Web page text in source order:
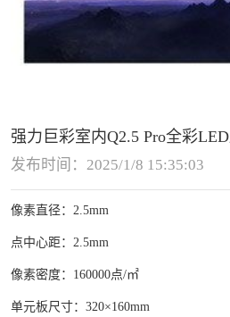
强力巨彩室内Q2.5 Pro全彩
发布时间：2025/1/8 15:35:03
像素直径：2.5mm
点中心距：2.5mm
像素密度：160000点/㎡
单元板尺寸：320×160mm